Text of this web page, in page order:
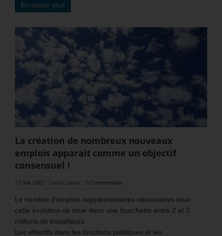
En savoir plus
La création de nombreux nouveaux
emplois apparait comme un objectif
consensuel !
27 mai 2022 - Daniel Lamar - 0 Commentaire
Le nombre d’emplois supplémentaires nécessaires pour
cette évolution se situe dans une fourchette entre 2 et 3
millions de travailleurs.
Les effectifs dans les fonctions publiques et les